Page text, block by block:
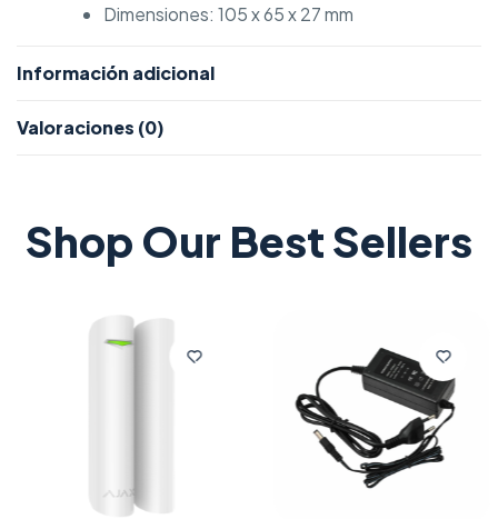
Dimensiones: 105 x 65 x 27 mm
Información adicional
Valoraciones (0)
Shop Our Best Sellers